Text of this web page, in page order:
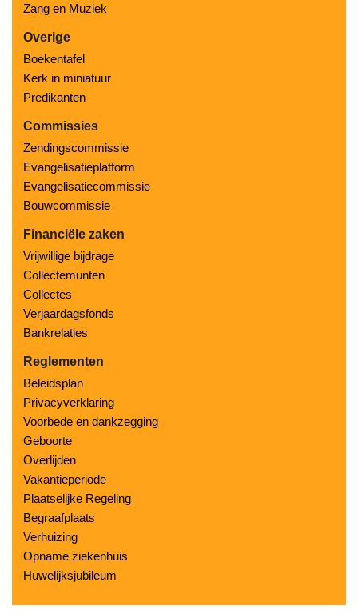
Zang en Muziek
Overige
Boekentafel
Kerk in miniatuur
Predikanten
Commissies
Zendingscommissie
Evangelisatieplatform
Evangelisatiecommissie
Bouwcommissie
Financiële zaken
Vrijwillige bijdrage
Collectemunten
Collectes
Verjaardagsfonds
Bankrelaties
Reglementen
Beleidsplan
Privacyverklaring
Voorbede en dankzegging
Geboorte
Overlijden
Vakantieperiode
Plaatselijke Regeling
Begraafplaats
Verhuizing
Opname ziekenhuis
Huwelijksjubileum